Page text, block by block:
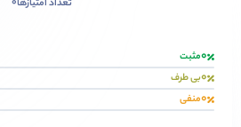
تعداد امتیازها
0مثبت
0بی طرف
0منفی